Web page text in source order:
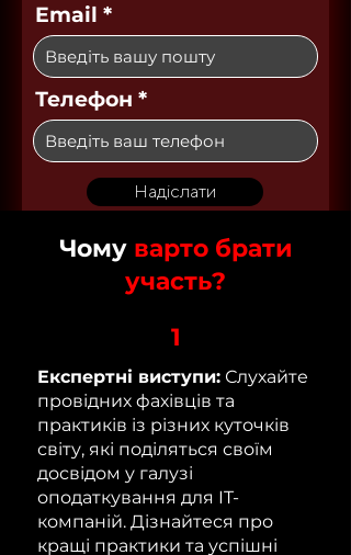
Email
Телефон
Надіслати
Чому варто брати
участь?
1
Експертні виступи: Слухайте
провідних фахівців та
практиків із різних куточків
світу, які поділяться своїм
досвідом у галузі
оподаткування для IT-
компаній. Дізнайтеся про
кращі практики та успішні